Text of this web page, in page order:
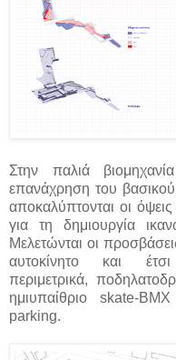
Στην παλιά
επανάχρηση του
αποκαλύπτονται οι
για τη δημιουργία
Μελετώνται οι
αυτοκίνητο και
περιμετρικά,
ημιυπαίθριο skate-
parking.